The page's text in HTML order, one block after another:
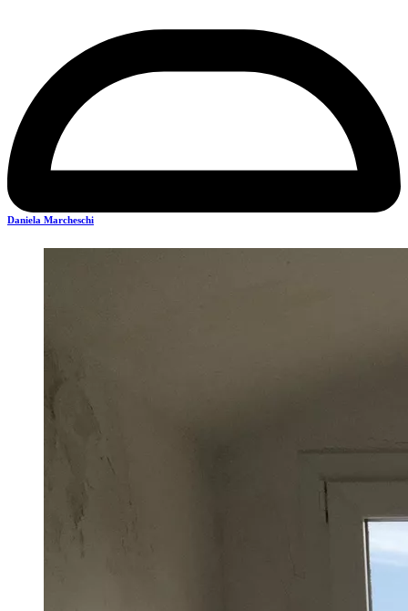
Daniela Marcheschi